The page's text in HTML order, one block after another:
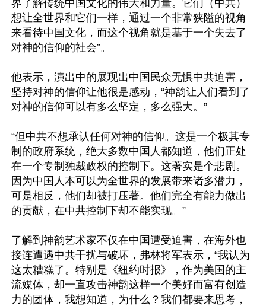
界了解传统中国文化的伟大和力量。它们（中共）
想让全世界和它们一样，通过一个非常狭隘的视角
来看待中国文化，而这个视角就是基于一个失去了
对神的信仰的社会”。
他表示，演出中的展现出中国民众无惧中共迫害，
坚持对神的信仰让他很是感动，“神韵让人们看到了
对神的信仰可以有多么坚定，多么强大。”
“但中共不想承认任何对神的信仰。这是一个极其专
制的政府系统，绝大多数中国人都知道，他们正处
在一个专制独裁政权的控制下。这著实是个悲剧。
因为中国人本可以为全世界的发展带来诸多潜力，
可是相反，他们却被打压著。他们完全有能力做出
的贡献，在中共控制下却不能实现。”
了解到神韵艺术家不仅在中国遭受迫害，在海外也
接连遭遇中共干扰与破坏，弗林将军表示，“我认为
这太糟糕了。特别是《纽约时报》，作为美国的主
流媒体，却一直攻击神韵这样一个美好而富有创造
力的团体，我想知道，为什么？我们都要来思考，